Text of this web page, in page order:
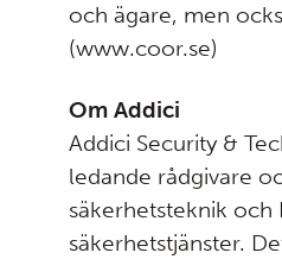
och ägare, men
(www.coor.se)
Om Addici
Addici Security &
ledande rådgivare
säkerhetsteknik
säkerhetstjänster.